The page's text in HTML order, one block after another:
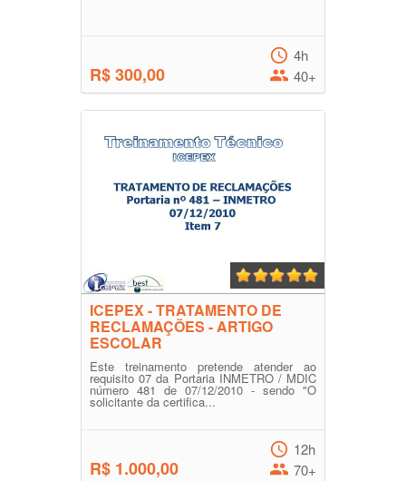
R$ 300,00
4h
40+
ICEPEX - TRATAMENTO DE
RECLAMAÇÕES - ARTIGO
ESCOLAR
Este treinamento pretende atender ao
requisito 07 da Portaria INMETRO / MDIC
número 481 de 07/12/2010 - sendo "O
solicitante da certifica...
R$ 1.000,00
12h
70+